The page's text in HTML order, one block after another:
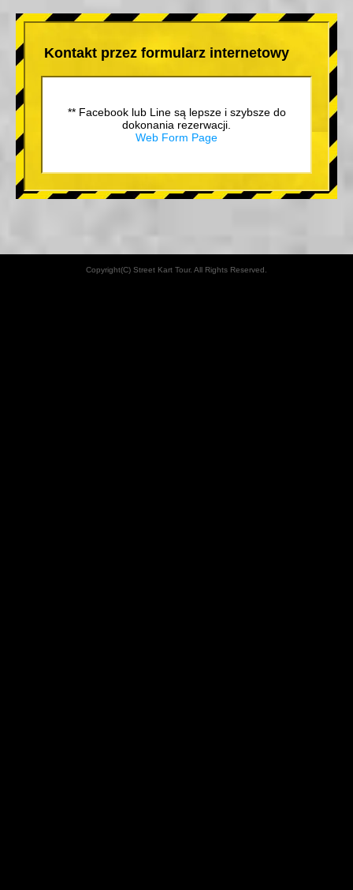
Kontakt przez formularz internetowy
** Facebook lub Line są lepsze i szybsze do
dokonania rezerwacji.
Web Form Page
Copyright(C) Street Kart Tour. All Rights Reserved.